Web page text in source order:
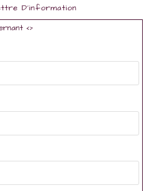
D'information
<>